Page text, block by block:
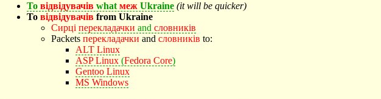
To відвідувачів what меж Ukraine (it will be quicker)
To відвідувачів from Ukraine
Сирці перекладачки and словників
Packets перекладачки and словників to:
ALT Linux
ASP Linux (Fedora Core)
Gentoo Linux
MS Windows